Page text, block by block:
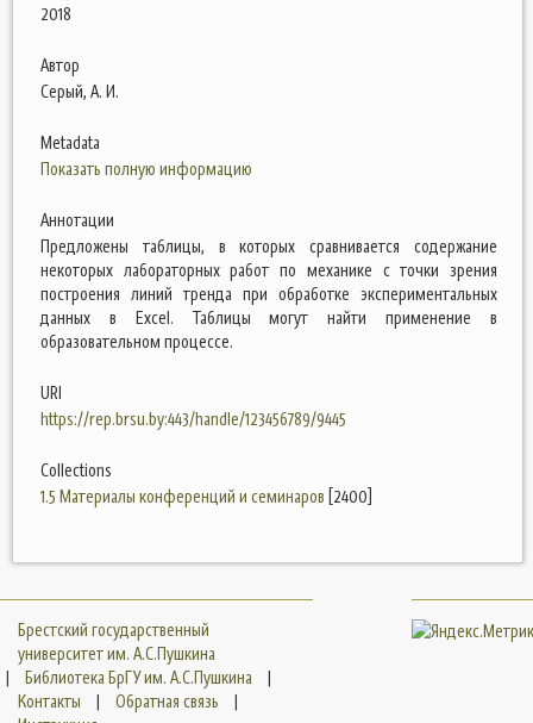
2018
Автор
Серый, А. И.
Metadata
Показать полную информацию
Аннотации
Предложены таблицы, в которых сравнивается содержание
некоторых лабораторных работ по механике с точки зрения
построения линий тренда при обработке экспериментальных
данных в Excel. Таблицы могут найти применение в
образовательном процессе.
URI
https://rep.brsu.by:443/handle/123456789/9445
Collections
1.5 Материалы конференций и семинаров [2400]
Брестский государственный
университет им. А.С.Пушкина
|
Библиотека БрГУ им. А.С.Пушкина
|
Контакты
| Обратная связь
|